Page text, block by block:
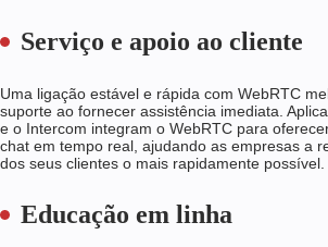
Serviço e apoio ao cliente
Uma ligação estável e rápida com WebRTC
suporte ao fornecer assistência imediata.
e o Intercom integram o WebRTC para
chat em tempo real, ajudando as empresas a
dos seus clientes o mais rapidamente possível.
Educação em linha